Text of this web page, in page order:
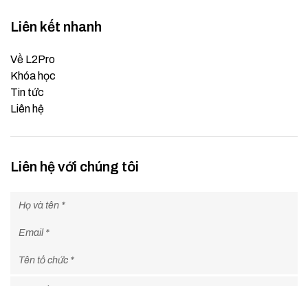
Liên kết nhanh
Về L2Pro
Khóa học
Tin tức
Liên hệ
Liên hệ với chúng tôi